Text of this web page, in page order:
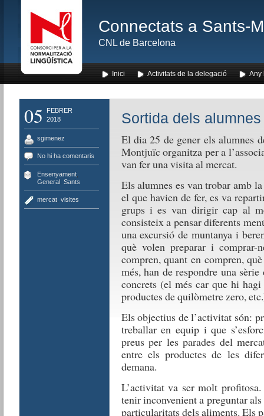
Connectats a Sants-
CNL de Barcelona
Inici Activitats de la delegació Any
05
FEBRER
2018
sgimenez
No hi ha comentaris
Ensenyament,
General, Sants
mercat, visites
Sortida dels
El dia 25 de gener els alumnes
Montjuïc organitza per a
van fer una visita al mercat.
Els alumnes es van trobar amb
el que havien de fer, es va
grups i es van dirigir cap al
consisteix a pensar diferents
una excursió de muntanya i
què volen preparar i comprar-
compren, quant en compren,
més, han de respondre una
concrets (el més car que hi
productes de quilòmetre zero,
Els objectius de l’activitat són:
treballar en equip i que
preus per les parades del
entre els productes de les
demana.
L’activitat va ser molt
tenir inconvenient a preguntar
particularitats dels aliments. Els